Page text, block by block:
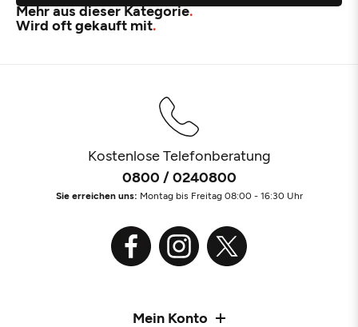
Mehr aus dieser Kategorie
Wird oft gekauft mit
Kostenlose Telefonberatung
0800 / 0240800
Sie erreichen uns: Montag bis Freitag 08:00 - 16:30 Uhr
Mein Konto